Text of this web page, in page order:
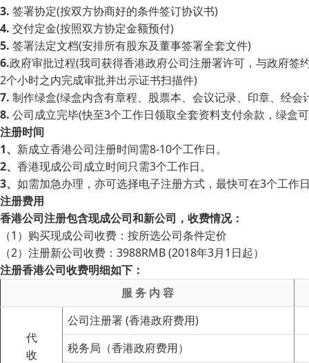
3. 签署协定(按双方协商好的条件签订协议书)
4. 交付定金(按照双方协定金额预付)
5. 签署法定文档(安排所有股东及董事签署全套文件)
6.政府审批过程(我司获得香港政府公司注册署许可，与政府
2个小时之内完成审批并出示证书扫描件)
7. 制作绿盒(绿盒内含有章程、股票本、会议记录、印章、经会
8. 公司成立完毕(快至3个工作日领取全套资料支付余款，绿盒
注册时间
1、 新成立香港公司注册时间需8-10个工作日。
2、 香港现成公司成立时间只需3个工作日。
3、 如需加急办理，亦可选择电子注册方式，最快可在3个工作
注册费用
香港公司注册包含现成公司和新公司，收费情况：
（1）购买现成公司收费：按所选公司条件定价
（2）注册新公司收费：3988RMB (2018年3月1日起）
注册香港公司收费明细如下：
服 务 内 容
代
收
公司注册署 (香港政府费用)
税务局（香港政府费用）